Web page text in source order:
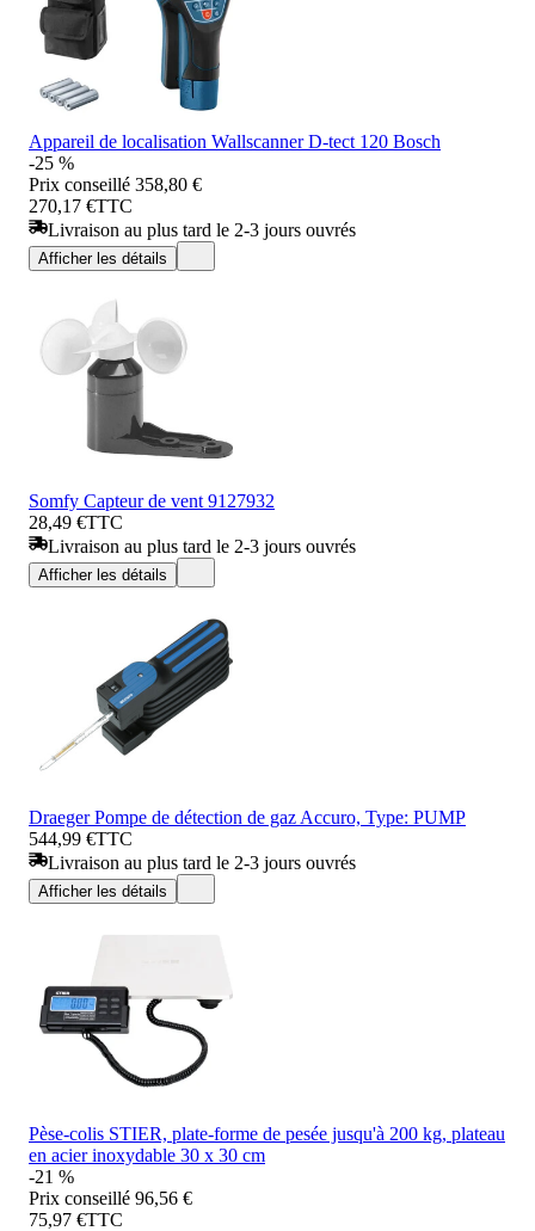
Appareil de localisation Wallscanner D-tect 120 Bosch
-25 %
Prix conseillé 358,80 €
270,17 €TTC
Livraison au plus tard le 2-3 jours ouvrés
Afficher les détails
Somfy Capteur de vent 9127932
28,49 €TTC
Livraison au plus tard le 2-3 jours ouvrés
Afficher les détails
Draeger Pompe de détection de gaz Accuro, Type: PUMP
544,99 €TTC
Livraison au plus tard le 2-3 jours ouvrés
Afficher les détails
Pèse-colis STIER, plate-forme de pesée jusqu'à 200 kg, plateau
en acier inoxydable 30 x 30 cm
-21 %
Prix conseillé 96,56 €
75,97 €TTC